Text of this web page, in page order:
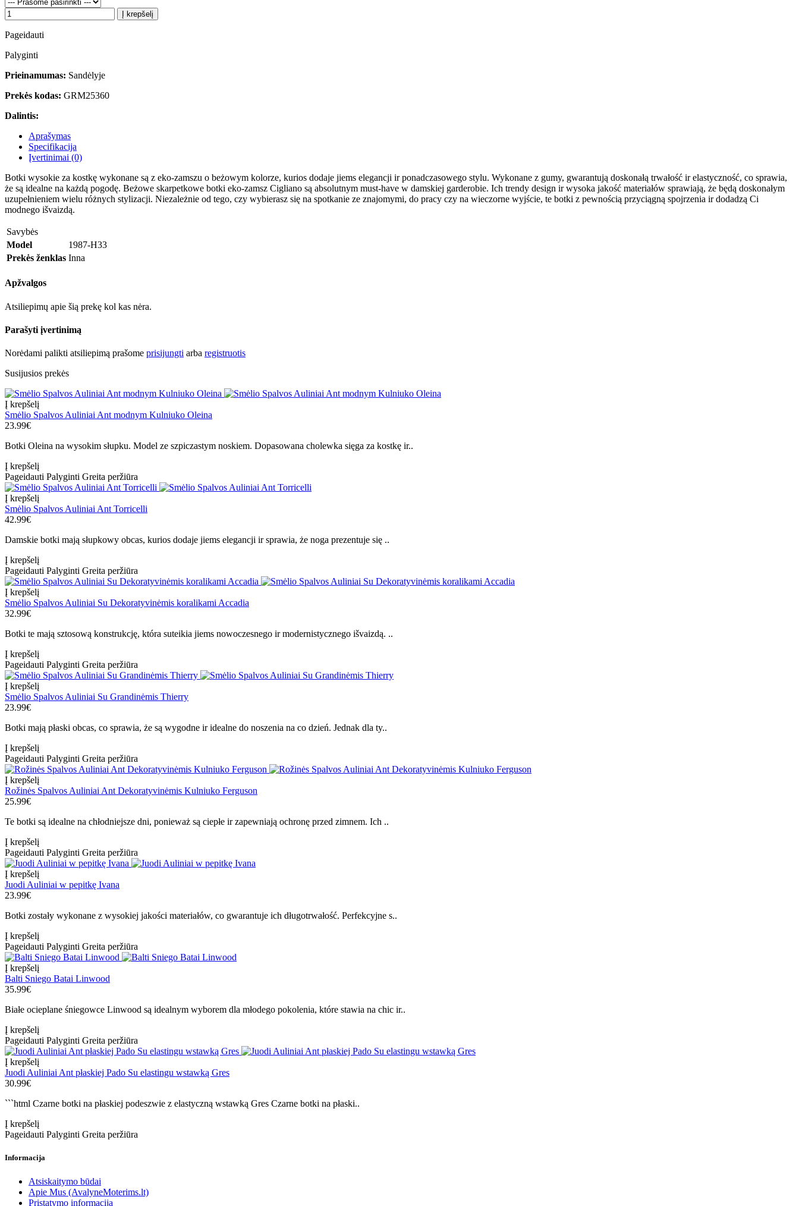
Į krepšelį
Pageidauti
Palyginti
Prieinamumas: Sandėlyje
Prekės kodas: GRM25360
Dalintis:
Aprašymas
Specifikacija
Įvertinimai (0)
Botki wysokie za kostkę wykonane są z eko-zamszu o beżowym kolorze, kurios dodaje jiems elegancji ir ponadczasowego stylu. Wykonane z gumy, gwarantują doskonałą trwałość ir elastyczność, co sprawia,
że są idealne na każdą pogodę. Beżowe skarpetkowe botki eko-zamsz Cigliano są absolutnym must-have w damskiej garderobie. Ich trendy design ir wysoka jakość materiałów sprawiają, że będą doskonałym
uzupełnieniem wielu różnych stylizacji. Niezależnie od tego, czy wybierasz się na spotkanie ze znajomymi, do pracy czy na wieczorne wyjście, te botki z pewnością przyciągną spojrzenia ir dodadzą Ci
modnego išvaizdą.
Savybės
Model
1987-H33
Prekės ženklas Inna
Apžvalgos
Atsiliepimų apie šią prekę kol kas nėra.
Parašyti įvertinimą
Norėdami palikti atsiliepimą prašome prisijungti arba registruotis
Susijusios prekės
Į krepšelį
Smėlio Spalvos Auliniai Ant modnym Kulniuko Oleina
23.99€
Botki Oleina na wysokim słupku. Model ze szpiczastym noskiem. Dopasowana cholewka sięga za kostkę ir..
Į krepšelį
Pageidauti Palyginti Greita peržiūra
Į krepšelį
Smėlio Spalvos Auliniai Ant Torricelli
42.99€
Damskie botki mają słupkowy obcas, kurios dodaje jiems elegancji ir sprawia, że noga prezentuje się ..
Į krepšelį
Pageidauti Palyginti Greita peržiūra
Į krepšelį
Smėlio Spalvos Auliniai Su Dekoratyvinėmis koralikami Accadia
32.99€
Botki te mają sztosową konstrukcję, która suteikia jiems nowoczesnego ir modernistycznego išvaizdą. ..
Į krepšelį
Pageidauti Palyginti Greita peržiūra
Į krepšelį
Smėlio Spalvos Auliniai Su Grandinėmis Thierry
23.99€
Botki mają płaski obcas, co sprawia, że są wygodne ir idealne do noszenia na co dzień. Jednak dla ty..
Į krepšelį
Pageidauti Palyginti Greita peržiūra
Į krepšelį
Rožinės Spalvos Auliniai Ant Dekoratyvinėmis Kulniuko Ferguson
25.99€
Te botki są idealne na chłodniejsze dni, ponieważ są ciepłe ir zapewniają ochronę przed zimnem. Ich ..
Į krepšelį
Pageidauti Palyginti Greita peržiūra
Į krepšelį
Juodi Auliniai w pepitkę Ivana
23.99€
Botki zostały wykonane z wysokiej jakości materiałów, co gwarantuje ich długotrwałość. Perfekcyjne s..
Į krepšelį
Pageidauti Palyginti Greita peržiūra
Į krepšelį
Balti Sniego Batai Linwood
35.99€
Białe ocieplane śniegowce Linwood są idealnym wyborem dla młodego pokolenia, które stawia na chic ir..
Į krepšelį
Pageidauti Palyginti Greita peržiūra
Į krepšelį
Juodi Auliniai Ant płaskiej Pado Su elastingu wstawką Gres
30.99€
```html Czarne botki na płaskiej podeszwie z elastyczną wstawką Gres Czarne botki na płaski..
Į krepšelį
Pageidauti Palyginti Greita peržiūra
Informacija
Atsiskaitymo būdai
Apie Mus (AvalyneMoterims.lt)
Pristatymo informacija